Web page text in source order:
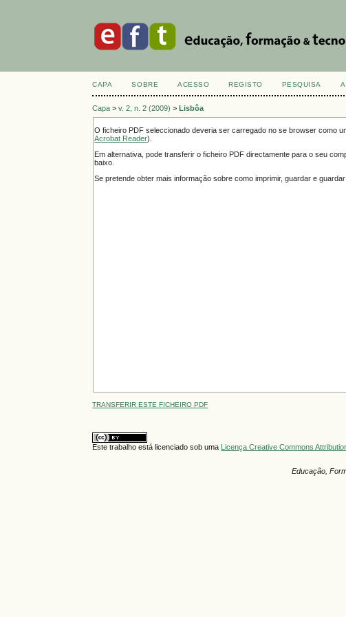
CAPA SOBRE ACESSO REGISTO PESQUISA
Capa >v. 2, n. 2 (2009) >Lisbôa
O ficheiro PDF seleccionado deveria ser carregado no se browser como
Acrobat Reader).
Em alternativa, pode transferir o ficheiro PDF directamente para o seu
baixo.
Se pretende obter mais informação sobre como imprimir, guardar e
TRANSFERIR ESTE FICHEIRO PDF
Este trabalho está licenciado sob uma Licença Creative Commons
Educação,